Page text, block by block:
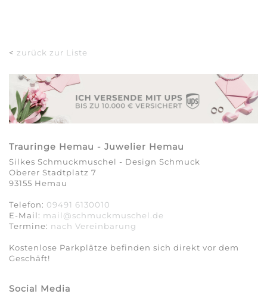
< zurück zur Liste
Trauringe Hemau - Juwelier Hemau
Silkes Schmuckmuschel - Design Schmuck
Oberer Stadtplatz 7
93155 Hemau
Telefon: 09491 6130010
E-Mail: mail@schmuckmuschel.de
Termine: nach Vereinbarung​​​​​​​
Kostenlose Parkplätze befinden sich direkt vor dem
Geschäft!
Social Media